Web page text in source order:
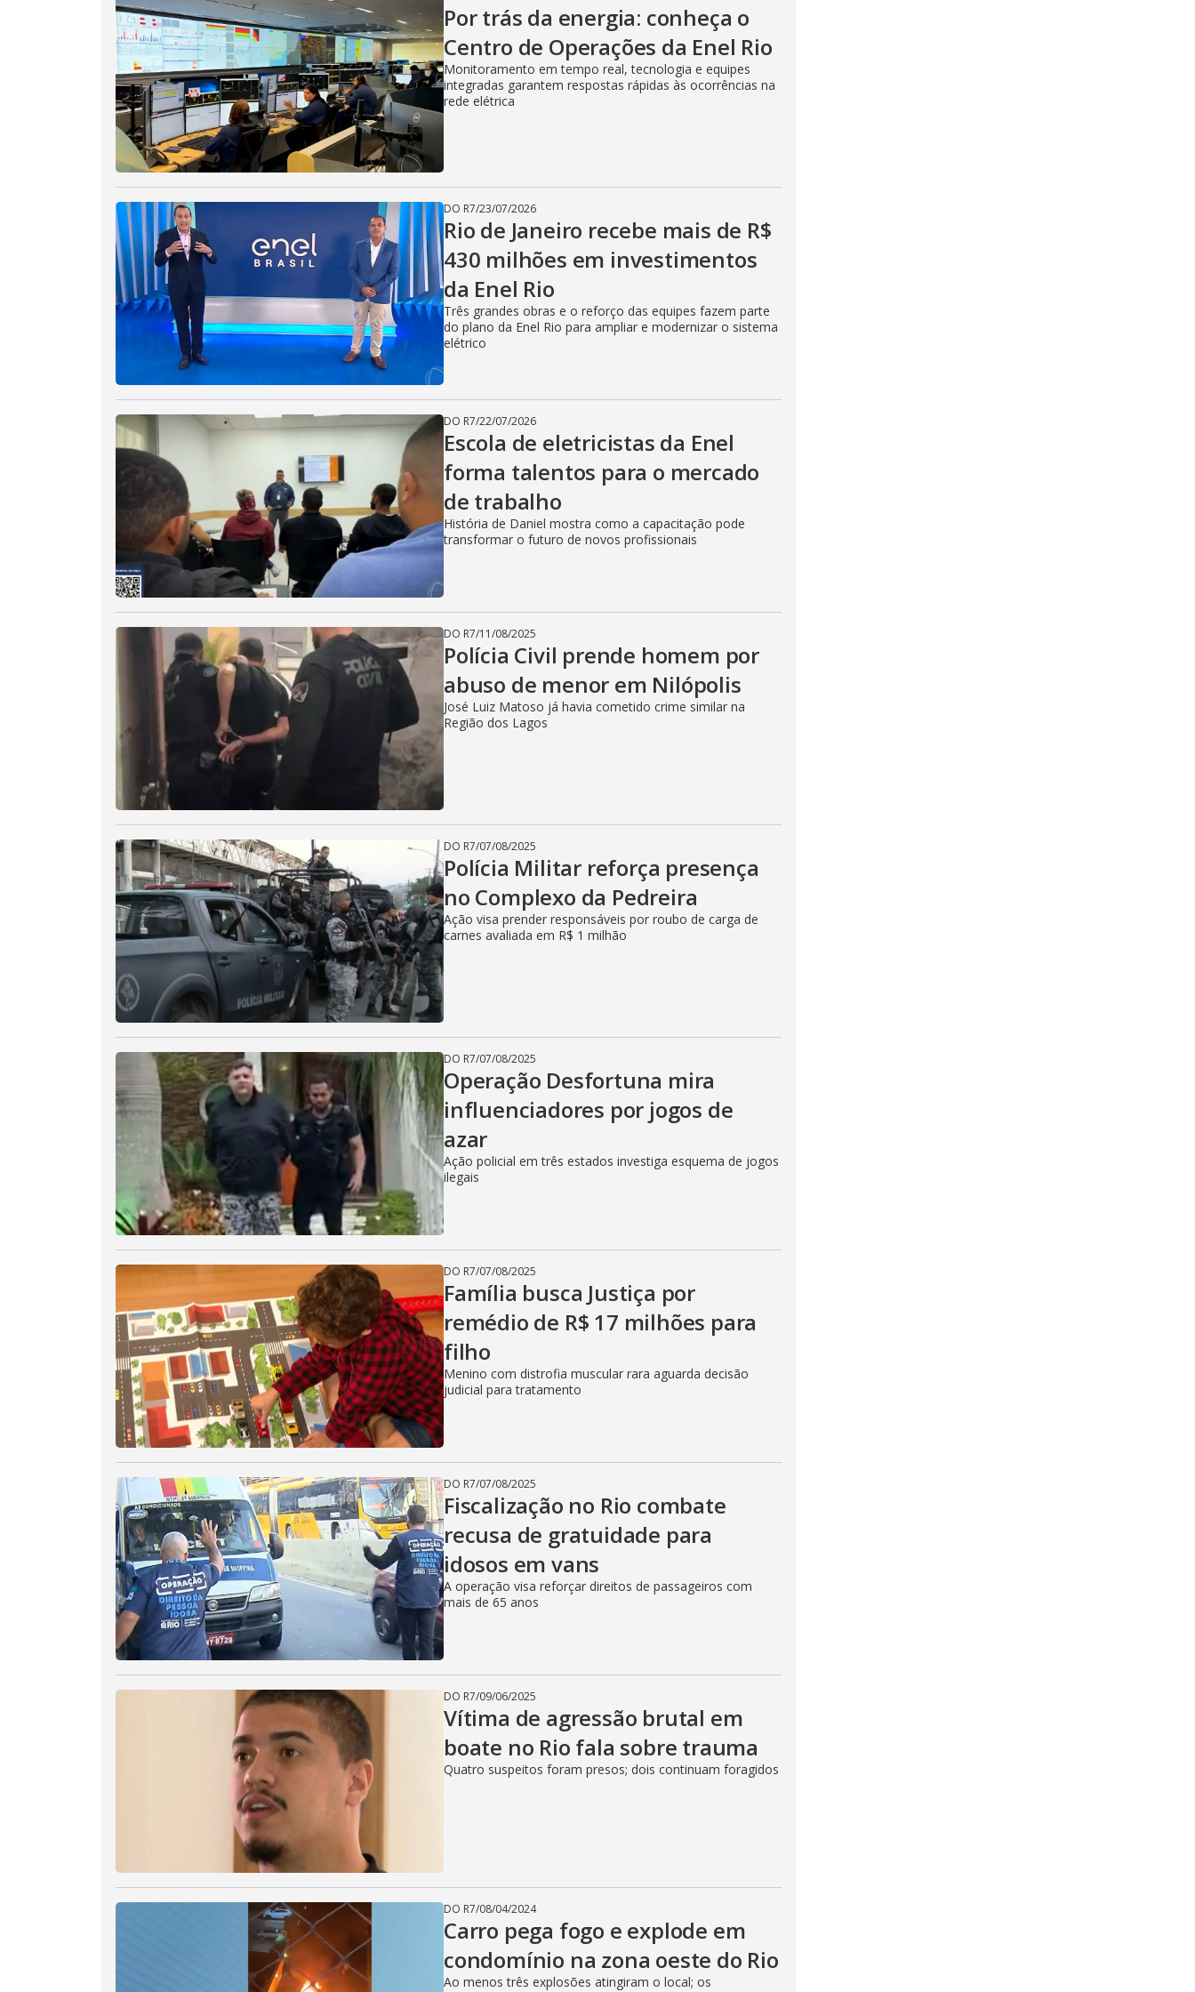
i
d
e
o
Por trás da energia: conheça o
Centro de Operações da Enel Rio
Monitoramento em tempo real, tecnologia e equipes
integradas garantem respostas rápidas às ocorrências na
rede elétrica
DO R7/23/07/2026
Rio de Janeiro recebe mais de R$
430 milhões em investimentos
da Enel Rio
Três grandes obras e o reforço das equipes fazem parte
do plano da Enel Rio para ampliar e modernizar o sistema
elétrico
DO R7/22/07/2026
Escola de eletricistas da Enel
forma talentos para o mercado
de trabalho
História de Daniel mostra como a capacitação pode
transformar o futuro de novos profissionais
DO R7/11/08/2025
Polícia Civil prende homem por
abuso de menor em Nilópolis
José Luiz Matoso já havia cometido crime similar na
Região dos Lagos
DO R7/07/08/2025
Polícia Militar reforça presença
no Complexo da Pedreira
Ação visa prender responsáveis por roubo de carga de
carnes avaliada em R$ 1 milhão
DO R7/07/08/2025
Operação Desfortuna mira
influenciadores por jogos de
azar
Ação policial em três estados investiga esquema de jogos
ilegais
DO R7/07/08/2025
Família busca Justiça por
remédio de R$ 17 milhões para
filho
Menino com distrofia muscular rara aguarda decisão
judicial para tratamento
DO R7/07/08/2025
Fiscalização no Rio combate
recusa de gratuidade para
idosos em vans
A operação visa reforçar direitos de passageiros com
mais de 65 anos
DO R7/09/06/2025
Vítima de agressão brutal em
boate no Rio fala sobre trauma
Quatro suspeitos foram presos; dois continuam foragidos
DO R7/08/04/2024
Carro pega fogo e explode em
condomínio na zona oeste do Rio
Ao menos três explosões atingiram o local; os